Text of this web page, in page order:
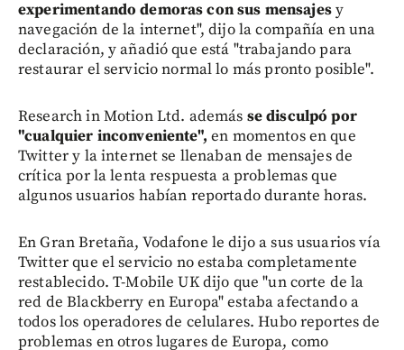
experimentando demoras con sus mensajesy
navegación de la internet", dijo la compañía en una
declaración, y añadió que está "trabajando para
restaurar el servicio normal lo más pronto posible".
Research in Motion Ltd. además se disculpó por
"cualquier inconveniente", en momentos en que
Twitter y la internet se llenaban de mensajes de
crítica por la lenta respuesta a problemas que
algunos usuarios habían reportado durante horas.
En Gran Bretaña, Vodafone le dijo a sus usuarios vía
Twitter que el servicio no estaba completamente
restablecido. T-Mobile UK dijo que "un corte de la
red de Blackberry en Europa" estaba afectando a
todos los operadores de celulares. Hubo reportes de
problemas en otros lugares de Europa, como